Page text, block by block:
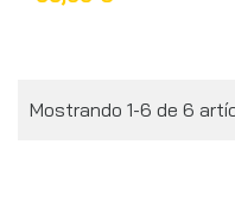
Mostrando 1-6 de 6